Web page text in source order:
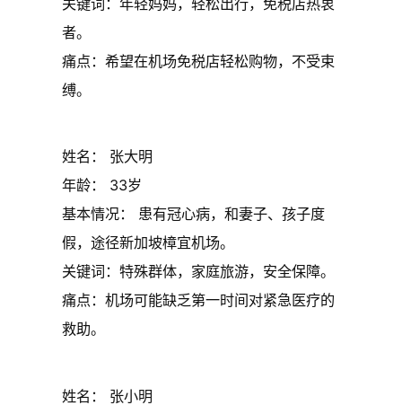
关键词：年轻妈妈，轻松出行，免税店热衷
者。
痛点：希望在机场免税店轻松购物，不受束
缚。
姓名： 张大明
年龄： 33岁
基本情况： 患有冠心病，和妻子、孩子度
假，途径新加坡樟宜机场。
关键词：特殊群体，家庭旅游，安全保障。
痛点：机场可能缺乏第一时间对紧急医疗的
救助。
姓名： 张小明